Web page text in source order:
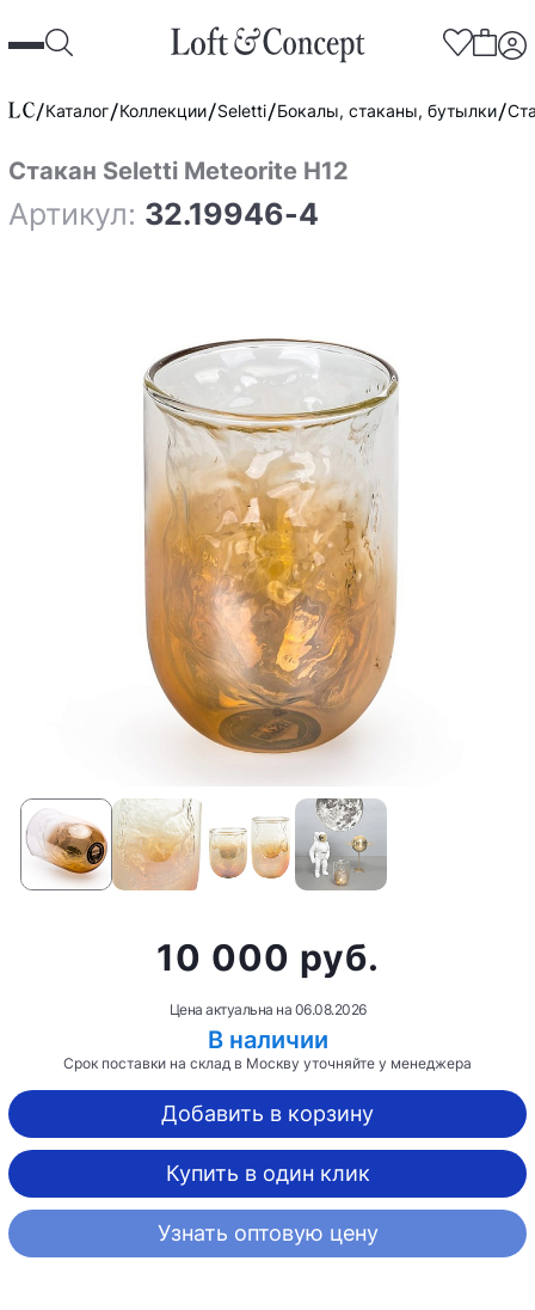
Каталог Коллекции Seletti Бокалы, стаканы, бутылки
Стакан Seletti Meteorite H12
Артикул: 32.19946-4
10 000 руб.
Цена актуальна на 06.08.2026
В наличии
Срок поставки на склад в Москву уточняйте у менеджера
Добавить в корзину
Купить в один клик
Узнать оптовую цену